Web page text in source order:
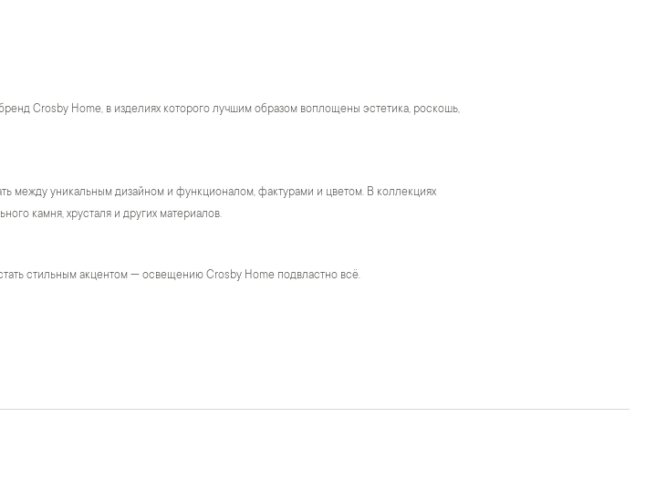
Crosby Home, в изделиях которого лучшим образом воплощены эстетика, роскошь,
между уникальным дизайном и функционалом, фактурами и цветом. В коллекциях
камня, хрусталя и других материалов.
стильным акцентом — освещению Crosby Home подвластно всё.